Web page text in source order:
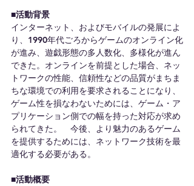
■活動背景
インターネット、およびモバイルの発展によ
り、1990年代ごろからゲームのオンライン化
が進み、遊戯形態の多人数化、多様化が進ん
できた。オンラインを前提とした場合、ネッ
トワークの性能、信頼性などの品質がまちま
ちな環境での利用を要求されることになり、
ゲーム性を損なわないためには、ゲーム・ア
プリケーション側での幅を持った対応が求め
られてきた。　今後、より魅力のあるゲーム
を提供するためには、ネットワーク技術を最
適化する必要がある。
■活動概要